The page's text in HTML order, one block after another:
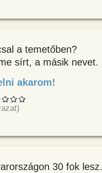
a temetőben?
sírt, a másik nevet.
akarom!
30 fok lesz.